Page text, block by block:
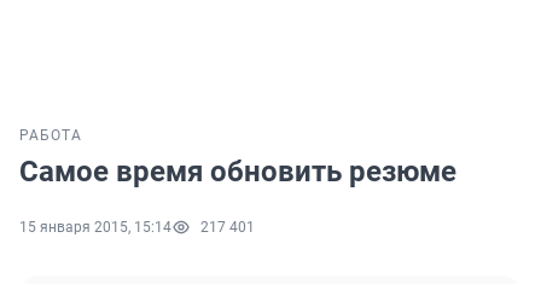
РАБОТА
Самое время обновить резюме
15 января 2015, 15:14 217 401